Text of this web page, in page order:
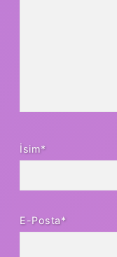
İsim*
E-Posta*